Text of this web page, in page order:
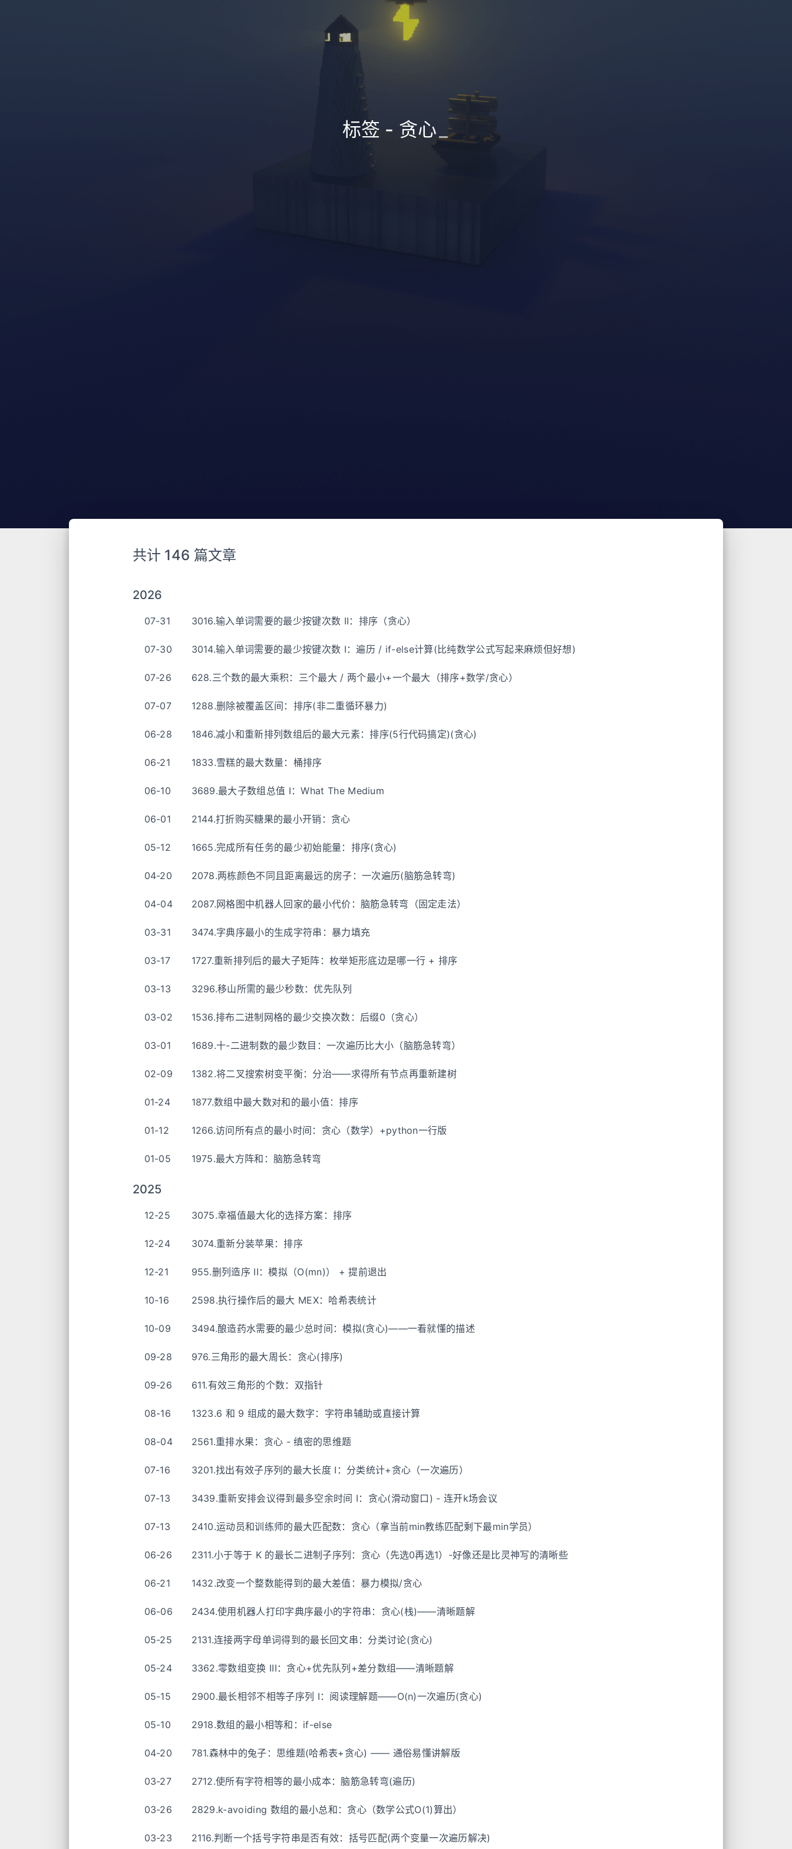
标签 - 贪心
共计 146 篇文章
2026
07-31 3016.输入单词需要的最少按键次数 II：排序（贪心）
07-30 3014.输入单词需要的最少按键次数 I：遍历 / if-else计算(比纯数学公式写起来麻烦但好想)
07-26 628.三个数的最大乘积：三个最大 / 两个最小+一个最大（排序+数学/贪心）
07-07 1288.删除被覆盖区间：排序(非二重循环暴力)
06-28 1846.减小和重新排列数组后的最大元素：排序(5行代码搞定)(贪心)
06-21 1833.雪糕的最大数量：桶排序
06-10 3689.最大子数组总值 I：What The Medium
06-01 2144.打折购买糖果的最小开销：贪心
05-12 1665.完成所有任务的最少初始能量：排序(贪心)
04-20 2078.两栋颜色不同且距离最远的房子：一次遍历(脑筋急转弯)
04-04 2087.网格图中机器人回家的最小代价：脑筋急转弯（固定走法）
03-31 3474.字典序最小的生成字符串：暴力填充
03-17 1727.重新排列后的最大子矩阵：枚举矩形底边是哪一行 + 排序
03-13 3296.移山所需的最少秒数：优先队列
03-02 1536.排布二进制网格的最少交换次数：后缀0（贪心）
03-01 1689.十-二进制数的最少数目：一次遍历比大小（脑筋急转弯）
02-09 1382.将二叉搜索树变平衡：分治——求得所有节点再重新建树
01-24 1877.数组中最大数对和的最小值：排序
01-12 1266.访问所有点的最小时间：贪心（数学）+python一行版
01-05 1975.最大方阵和：脑筋急转弯
2025
12-25 3075.幸福值最大化的选择方案：排序
12-24 3074.重新分装苹果：排序
12-21 955.删列造序 II：模拟（O(mn)） + 提前退出
10-16 2598.执行操作后的最大 MEX：哈希表统计
10-09 3494.酿造药水需要的最少总时间：模拟(贪心)——一看就懂的描述
09-28 976.三角形的最大周长：贪心(排序)
09-26 611.有效三角形的个数：双指针
08-16 1323.6 和 9 组成的最大数字：字符串辅助或直接计算
08-04 2561.重排水果：贪心 - 缜密的思维题
07-16 3201.找出有效子序列的最大长度 I：分类统计+贪心（一次遍历）
07-13 3439.重新安排会议得到最多空余时间 I：贪心(滑动窗口) - 连开k场会议
07-13 2410.运动员和训练师的最大匹配数：贪心（拿当前min教练匹配剩下最min学员）
06-26 2311.小于等于 K 的最长二进制子序列：贪心（先选0再选1）-好像还是比灵神写的清晰些
06-21 1432.改变一个整数能得到的最大差值：暴力模拟/贪心
06-06 2434.使用机器人打印字典序最小的字符串：贪心(栈)——清晰题解
05-25 2131.连接两字母单词得到的最长回文串：分类讨论(贪心)
05-24 3362.零数组变换 III：贪心+优先队列+差分数组——清晰题解
05-15 2900.最长相邻不相等子序列 I：阅读理解题——O(n)一次遍历(贪心)
05-10 2918.数组的最小相等和：if-else
04-20 781.森林中的兔子：思维题(哈希表+贪心) —— 通俗易懂讲解版
03-27 2712.使所有字符相等的最小成本：脑筋急转弯(遍历)
03-26 2829.k-avoiding 数组的最小总和：贪心（数学公式O(1)算出）
03-23 2116.判断一个括号字符串是否有效：括号匹配(两个变量一次遍历解决)